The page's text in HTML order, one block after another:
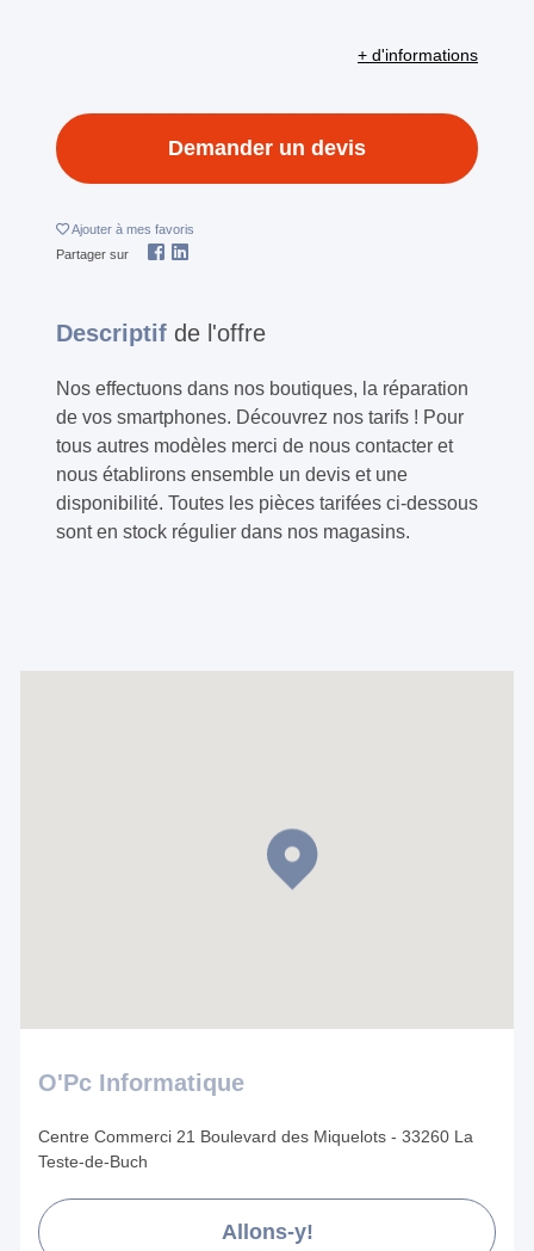
+ d'informations
Demander un devis
Ajouter à mes favoris
Partager sur
Descriptif de l'offre
Nos effectuons dans nos boutiques, la réparation
de vos smartphones. Découvrez nos tarifs ! Pour
tous autres modèles merci de nous contacter et
nous établirons ensemble un devis et une
disponibilité. Toutes les pièces tarifées ci-dessous
sont en stock régulier dans nos magasins.
O'Pc Informatique
Centre Commerci 21 Boulevard des Miquelots - 33260 La
Teste-de-Buch
Allons-y!